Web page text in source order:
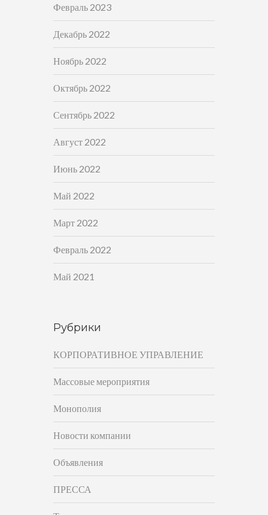
Февраль 2023
Декабрь 2022
Ноябрь 2022
Октябрь 2022
Сентябрь 2022
Август 2022
Июнь 2022
Май 2022
Март 2022
Февраль 2022
Май 2021
Рубрики
КОРПОРАТИВНОЕ УПРАВЛЕНИЕ
Массовые мероприятия
Монополия
Новости компании
Объявления
ПРЕССА